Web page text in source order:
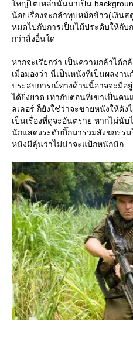
หญ่โตเหล่านั้นมาเป็น
น้อยเรื่องจะกล้าทุบหม้อข้าว(เงิน
หมดไปกับการเป็นไม้ประดับให้กั
กว่าสิ่งอื่นใด
หากจะเรียกว่า เป็นความกล้าได้ก
เมื่อมองว่า นี่เป็นหนังที่เป็นผลงา
ประสบการณ์ทางด้านนี้อาจจะมีอ
ได้ยิ่งยวด เท่ากับตอนที่เขาเป็นค
ลเลอร์ ก็ยังใช่ว่าจะขายหนังให้ดั
เป็นเรื่องที่ดูจะอันตราย หากไม่นั
นักแสดงระดับบิ๊กมาร่วมสังฆกรร
หนังมีลุ้นว่าไม่น่าจะแป้กหนักนัก